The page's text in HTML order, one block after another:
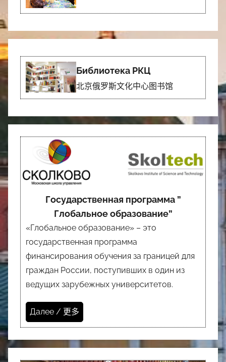
Библиотека РКЦ
北京俄罗斯文化中心图书馆
Государственная программа ”
Глобальное образование”
«Глобальное образование» – это
государственная программа
финансирования обучения за границей для
граждан России, поступивших в один из
ведущих зарубежных университетов.
Далее / 更多